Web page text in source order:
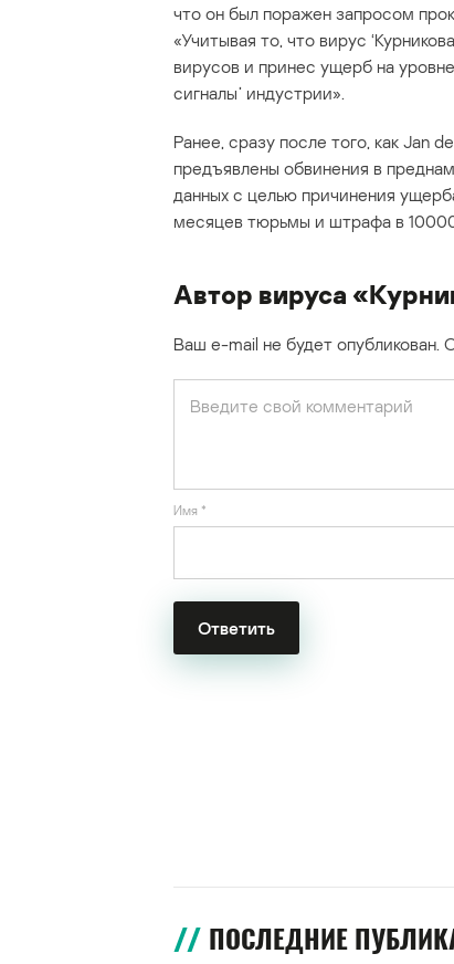
что он был поражен запросом
«Учитывая то, что вирус
вирусов и принес ущерб на
сигналы’ индустрии».
Ранее, сразу после того, как Jan
предъявлены обвинения в
данных с целью причинения
месяцев тюрьмы и штрафа в
Автор вируса
Ваш e-mail не будет опубликован.
Имя *
ПОСЛЕДНИЕ